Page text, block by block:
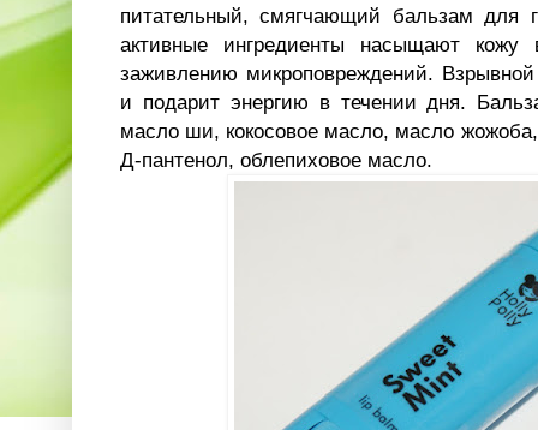
питательный, смягчающий бальзам для
активные ингредиенты насыщают кожу
заживлению микроповреждений.
и подарит энергию в течении дня.
масло ши, кокосовое масло, масло
Д-пантенол, облепиховое масло.